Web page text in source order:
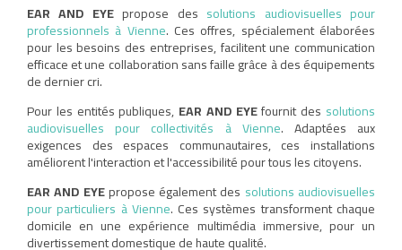
EAR AND EYEpropose des solutions audiovisuelles pour
professionnels à Vienne. Ces offres, spécialement élaborées
pour les besoins des entreprises, facilitent une communication
efficace et une collaboration sans faille grâce à des équipements
de dernier cri.
Pour les entités publiques, EAR AND EYEfournit des solutions
audiovisuelles pour collectivités à Vienne. Adaptées aux
exigences des espaces communautaires, ces installations
améliorent l'interaction et l'accessibilité pour tous les citoyens.
EAR AND EYEpropose également des solutions audiovisuelles
pour particuliers à Vienne. Ces systèmes transforment chaque
domicile en une expérience multimédia immersive, pour un
divertissement domestique de haute qualité.